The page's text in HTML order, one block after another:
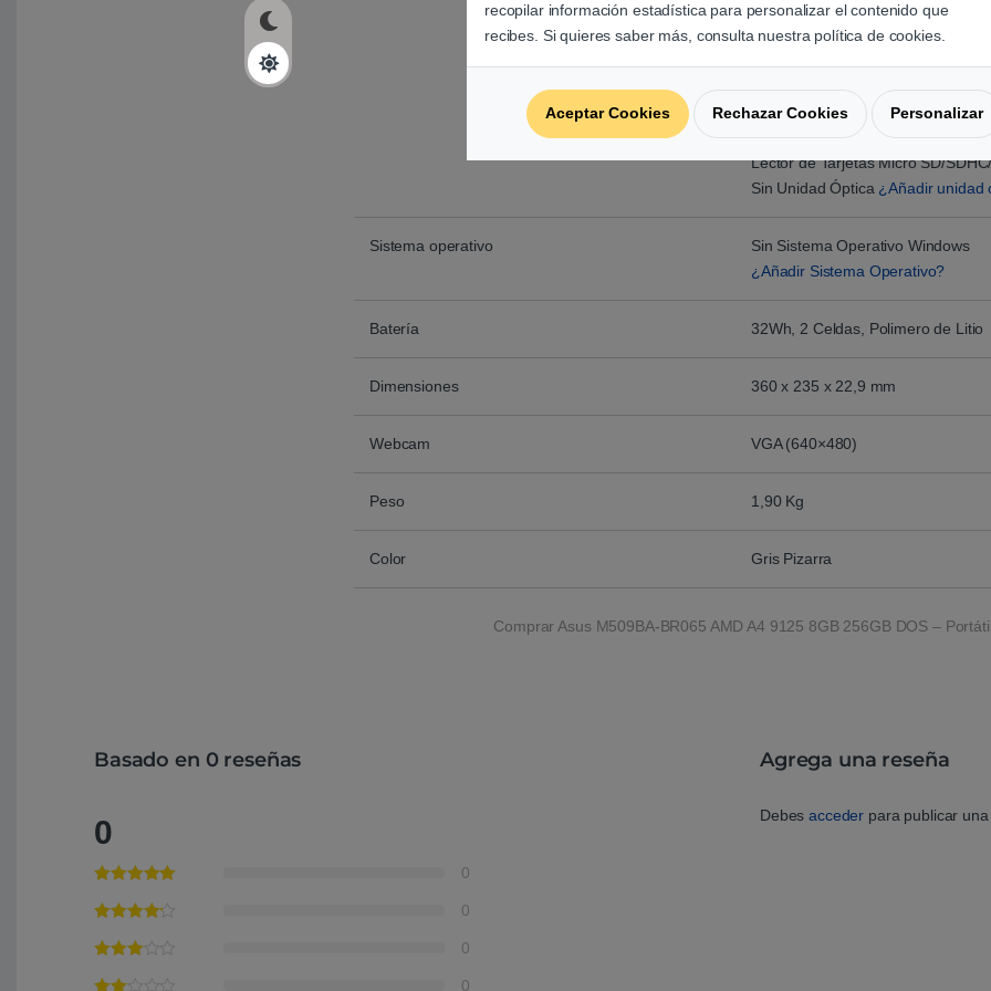
1 x USB 3.1 (GEN1)
1 x USB-C™ 3.1 (GEN1)
1 x Salida Auriculares/Entrada
(combo)
1 x HDMI 1.4
1 x Entrada de Corriente
Lector de Tarjetas Micro SD/
Sin Unidad Óptica ¿Añadir unidad
Sistema operativo
Sin Sistema Operativo Windows
¿Añadir Sistema Operativo?
Batería 32Wh, 2 Celdas, Polimero de Litio
Dimensiones 360 x 235 x 22,9 mm
Webcam VGA (640×480)
Peso 1,90 Kg
Color Gris Pizarra
Comprar Asus M509BA-BR065 AMD A4 9125 8GB 256GB DOS – Portátil
Basado en 0 reseñas
0
0
0
0
0
Agrega una reseña
Debesacceder para publicar una
recopilar información estadística para personalizar el contenido que
recibes. Si quieres saber más, consulta nuestra política de cookies.
Aceptar Cookies Rechazar Cookies Personalizar